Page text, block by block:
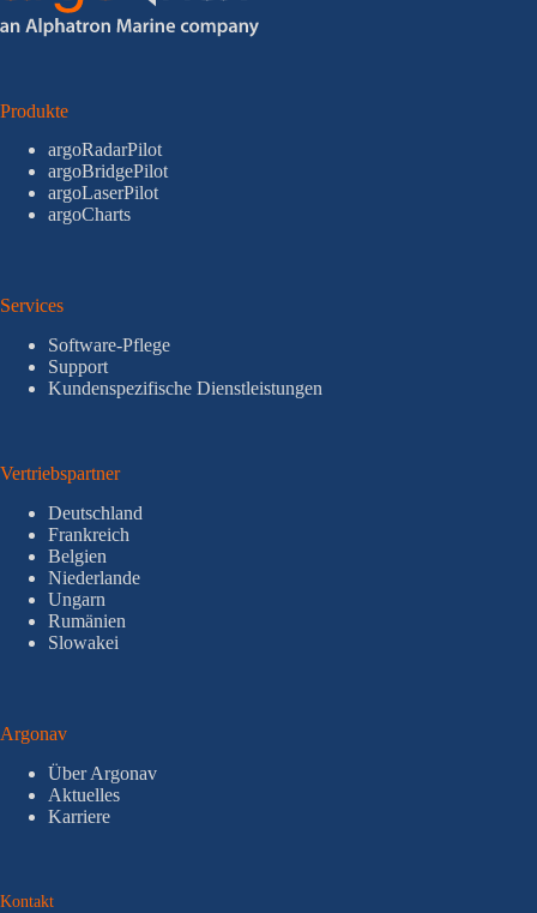
Produkte
argoRadarPilot
argoBridgePilot
argoLaserPilot
argoCharts
Services
Software-Pflege
Support
Kundenspezifische Dienstleistungen
Vertriebspartner
Deutschland
Frankreich
Belgien
Niederlande
Ungarn
Rumänien
Slowakei
Argonav
Über Argonav
Aktuelles
Karriere
Kontakt